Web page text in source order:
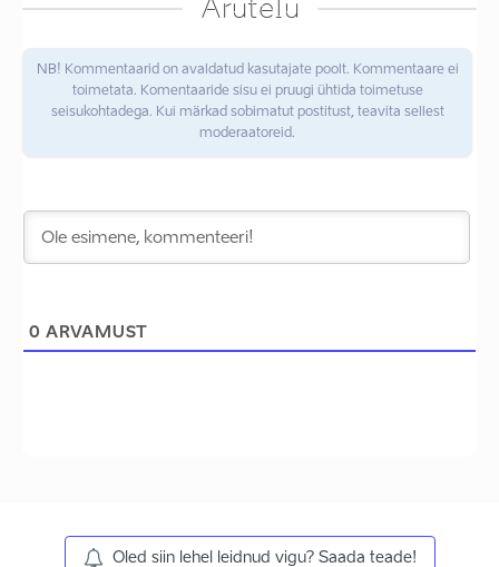
Arutelu
NB! Kommentaarid on avaldatud kasutajate poolt. Kommentaare ei
toimetata. Komentaaride sisu ei pruugi ühtida toimetuse
seisukohtadega. Kui märkad sobimatut postitust, teavita sellest
moderaatoreid.
0 ARVAMUST
Oled siin lehel leidnud vigu? Saada teade!